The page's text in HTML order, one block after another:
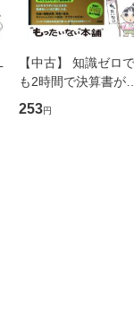
【中古】 知識ゼロで
も2時間で決算書が読
めるようになる！ 会
計超入門！ / 佐伯 良
253円